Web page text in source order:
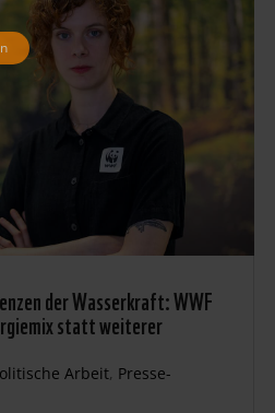
der Wasserkraft: WWF
statt weiterer
Arbeit, Presse-